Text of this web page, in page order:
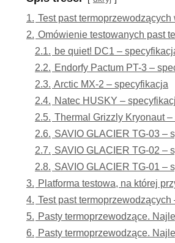
1. Test past
2. Omówienie testowanych past
2.1. be quiet! DC1 –
2.2. Endorfy Pactum PT-3 –
2.3. Arctic MX-2 – specyfikacja
2.4. Natec HUSKY –
2.5. Thermal Grizzly Kryonaut
2.6. SAVIO GLACIER TG-03 –
2.7. SAVIO GLACIER TG-02 –
2.8. SAVIO GLACIER TG-01 –
3. Platforma testowa, na której
4. Test past
5. Pasty termoprzewodzące.
6. Pasty termoprzewodzące.